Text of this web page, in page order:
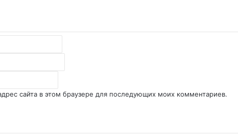
сайта в этом браузере для последующих моих комментариев.